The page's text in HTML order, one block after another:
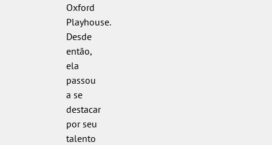
Oxford
Playhouse.
Desde
então,
ela
passou
a se
destacar
por seu
talento